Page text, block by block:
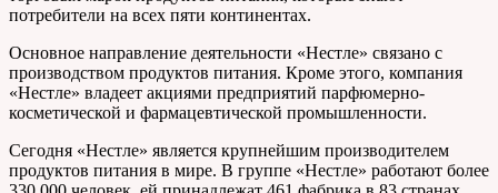
потребители на всех пяти континентах.
Основное направление деятельности «Нестле» связано с
производством продуктов питания. Кроме этого, компания
«Нестле» владеет акциями предприятий парфюмерно-
косметической и фармацевтической промышленности.
Сегодня «Нестле» является крупнейшим производителем
продуктов питания в мире. В группе «Нестле» работают более